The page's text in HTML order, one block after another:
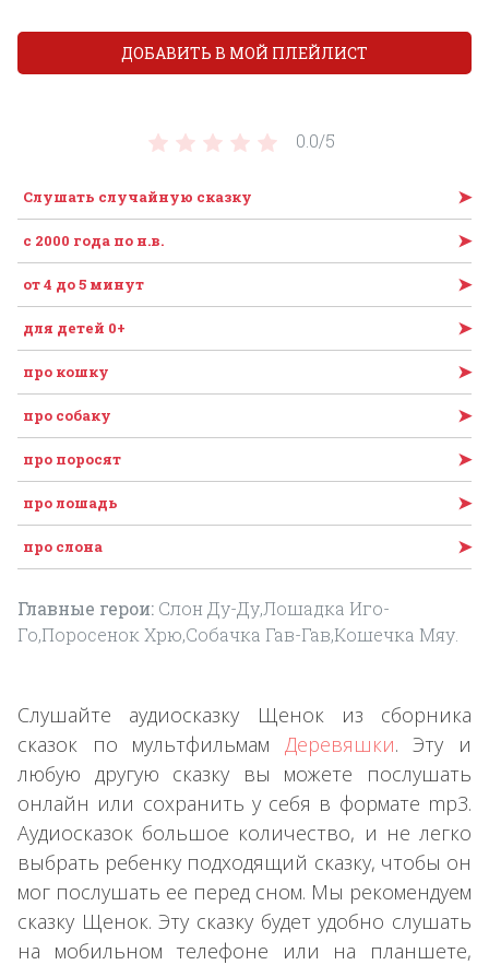
0.0/5
Слушать случайную сказку ➤
c 2000 года по н.в. ➤
от 4 до 5 минут ➤
для детей 0+ ➤
про кошку ➤
про собаку ➤
про поросят ➤
про лошадь ➤
про слона ➤
Главные герои: Слон Ду-Ду,Лошадка Иго-
Го,Поросенок Хрю,Собачка Гав-Гав,Кошечка Мяу.
ДОБАВИТЬ В МОЙ ПЛЕЙЛИСТ
Слушайте аудиосказку Щенок из сборника
сказок по мультфильмам Деревяшки. Эту и
любую другую сказку вы можете послушать
онлайн или сохранить у себя в формате mp3.
Аудиосказок большое количество, и не легко
выбрать ребенку подходящий сказку, чтобы он
мог послушать ее перед сном. Мы рекомендуем
сказку Щенок. Эту сказку будет удобно слушать
на мобильном телефоне или на планшете,